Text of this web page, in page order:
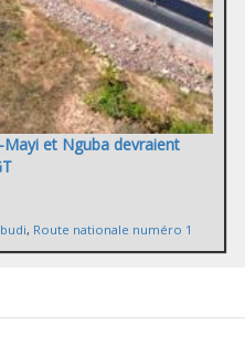
et Nguba devraient
, Route nationale numéro 1